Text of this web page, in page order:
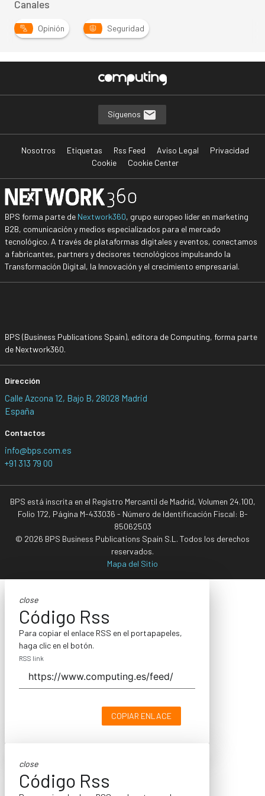
Canales
Opinión Seguridad
Síguenos
Nosotros Etiquetas Rss Feed Aviso Legal
Privacidad
Cookie
Cookie Center
BPS forma parte de Nextwork360, grupo europeo líder en marketing
B2B, comunicación y medios especializados para el mercado
tecnológico. A través de plataformas digitales y eventos, conectamos
a fabricantes, partners y decisores tecnológicos impulsando la
Transformación Digital, la Innovación y el crecimiento empresarial.
BPS (Business Publications Spain), editora de Computing, forma parte
de Nextwork360.
Dirección
Calle Azcona 12, Bajo B, 28028 Madrid
España
Contactos
info@bps.com.es
+91 313 79 00
BPS está inscrita en el Registro Mercantil de Madrid, Volumen 24.100,
Folio 172, Página M-433036 - Número de Identificación Fiscal: B-
85062503
© 2026 BPS Business Publications Spain S.L. Todos los derechos
reservados.
Mapa del Sitio
close
Código Rss
Para copiar el enlace RSS en el portapapeles,
haga clic en el botón.
RSS link
COPIAR ENLACE
close
Código Rss